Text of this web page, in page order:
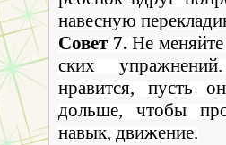
навесную
Совет 7.Не
ских
нравится, пусть
дольше, чтобы
навык, движение.